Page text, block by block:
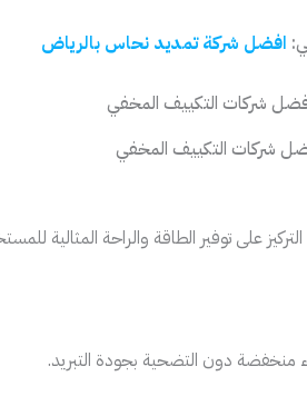
افضل شركة تمديد نحاس بالرياض
شركات التكييف المخفي
على توفير الطاقة والراحة
منخفضة دون التضحية بجودة التبريد.